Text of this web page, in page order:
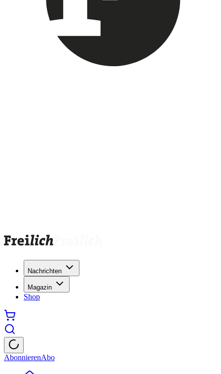
Nachrichten
Magazin
Shop
AbonnierenAbo